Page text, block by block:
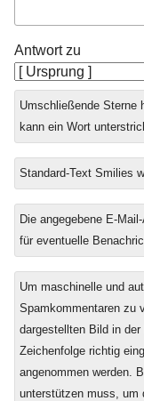
Antwort zu
Umschließende Sterne
kann ein Wort
Standard-Text Smilies
Die angegebene E-
für eventuelle
Um maschinelle und
Spamkommentaren zu
dargestellten Bild in
Zeichenfolge richtig
angenommen werden.
unterstützen muss, um